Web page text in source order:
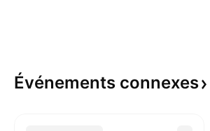
Événements connexes